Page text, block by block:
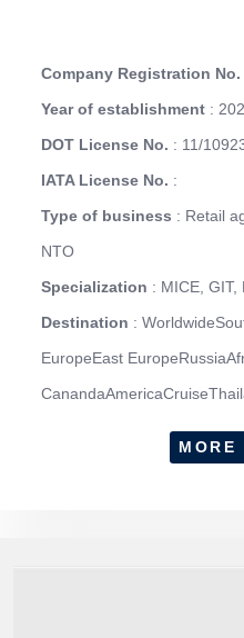
Company Registration No.
Year of establishment :
DOT License No. : 11/
IATA License No. :
Type of business : Retail
NTO
Specialization : MICE, GIT,
Destination :
EuropeEast
MORE